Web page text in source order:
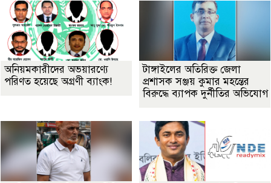
অনিয়মকারীদের অভয়ারণ্যে
পরিণত হয়েছে অগ্রণী ব্যাংক!
টাঙ্গাইলের অতিরিক্ত জেলা
প্রশাসক সঞ্জয় কুমার মহন্তের
বিরুদ্ধে ব্যাপক দুর্নীতির অভিযোগ